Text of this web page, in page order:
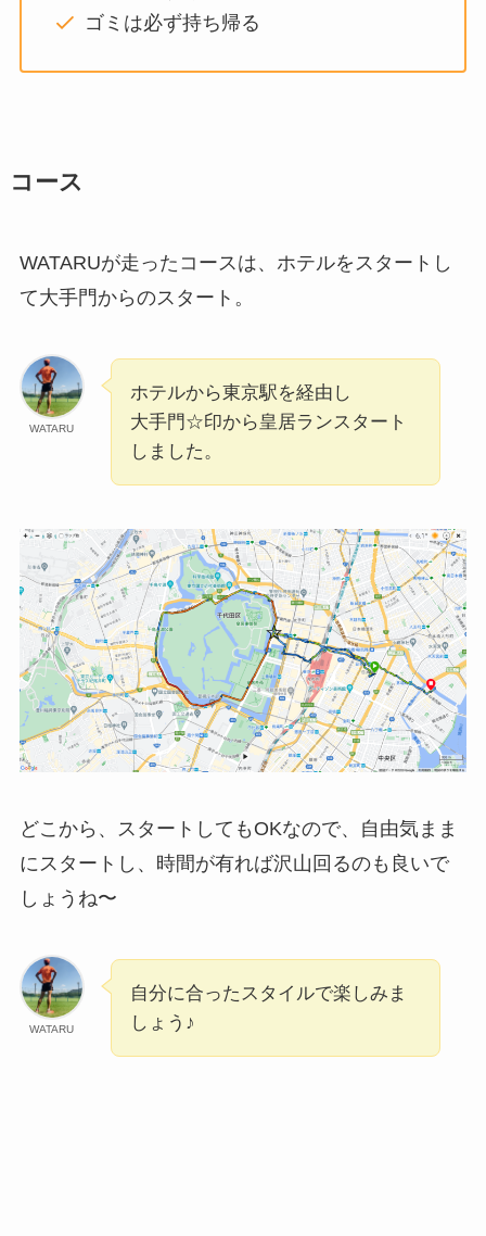
ゴミは必ず持ち帰る
コース
WATARUが走ったコースは、ホテルをスタートし
て大手門からのスタート。
WATARU
ホテルから東京駅を経由し
大手門☆印から皇居ランスタート
しました。
どこから、スタートしてもOKなので、自由気まま
にスタートし、時間が有れば沢山回るのも良いで
しょうね〜
WATARU
自分に合ったスタイルで楽しみま
しょう♪